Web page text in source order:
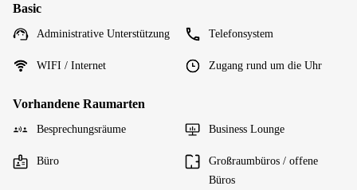
Basic
Administrative Unterstützung Telefonsystem
WIFI / Internet Zugang rund um die Uhr
Vorhandene Raumarten
Besprechungsräume Business Lounge
Büro
Großraumbüros / offene
Büros